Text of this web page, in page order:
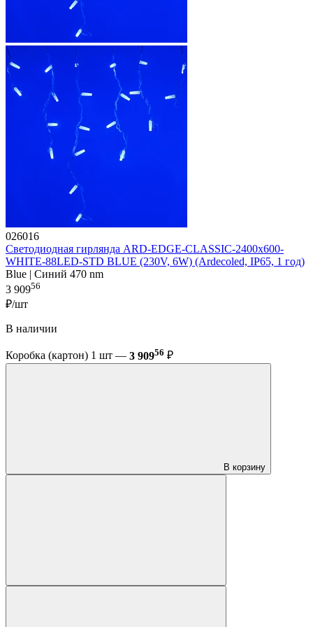
026016
Светодиодная гирлянда ARD-EDGE-CLASSIC-2400x600-
WHITE-88LED-STD BLUE (230V, 6W) (Ardecoled, IP65, 1 год)
Blue | Синий 470 nm
3 90956
₽/шт
В наличии
Коробка (картон) 1 шт — 3 90956 ₽
В корзину